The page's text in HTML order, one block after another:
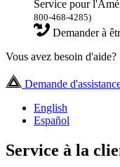
Service pour
800-468-4285)
Demander à
Vous avez besoin d'aide?
Demande
English
Español
Service à la